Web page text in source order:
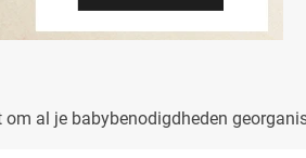
al je babybenodigdheden